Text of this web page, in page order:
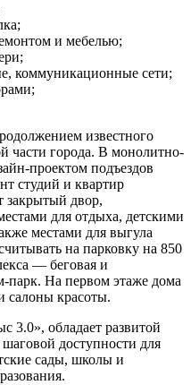
и мебелью;
коммуникационные сети;
известного
части города. В монолитно-
проектом подъездов
студий и квартир
закрытый двор,
для отдыха, детскими
местами для выгула
на парковку на 850
— беговая и
парк. На первом этаже дома
салоны красоты.
3.0», обладает развитой
доступности для
сады, школы и